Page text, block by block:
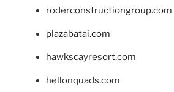
roderconstructiongroup.com
plazabatai.com
hawkscayresort.com
hellonquads.com